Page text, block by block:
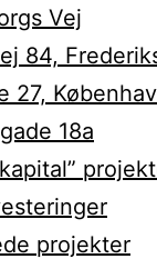
Vej
84,
27,
18a
projekter